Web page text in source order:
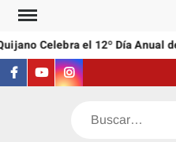
Saltar
contenidoCelebra el 12º Día Anual
Facebook
YoutubeInstagram
Buscar